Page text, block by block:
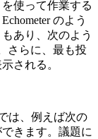
使って作業する
のよう
あり、次のよう
さらに、最も投
される。
は、例えば次の
きます。議題に